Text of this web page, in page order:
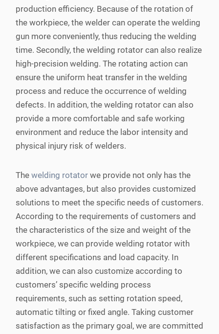
production efficiency. Because of the rotation of
the workpiece, the welder can operate the welding
gun more conveniently, thus reducing the welding
time. Secondly, the welding rotator can also realize
high-precision welding. The rotating action can
ensure the uniform heat transfer in the welding
process and reduce the occurrence of welding
defects. In addition, the welding rotator can also
provide a more comfortable and safe working
environment and reduce the labor intensity and
physical injury risk of welders.
The welding rotator we provide not only has the
above advantages, but also provides customized
solutions to meet the specific needs of customers.
According to the requirements of customers and
the characteristics of the size and weight of the
workpiece, we can provide welding rotator with
different specifications and load capacity. In
addition, we can also customize according to
customers’ specific welding process
requirements, such as setting rotation speed,
automatic tilting or fixed angle. Taking customer
satisfaction as the primary goal, we are committed